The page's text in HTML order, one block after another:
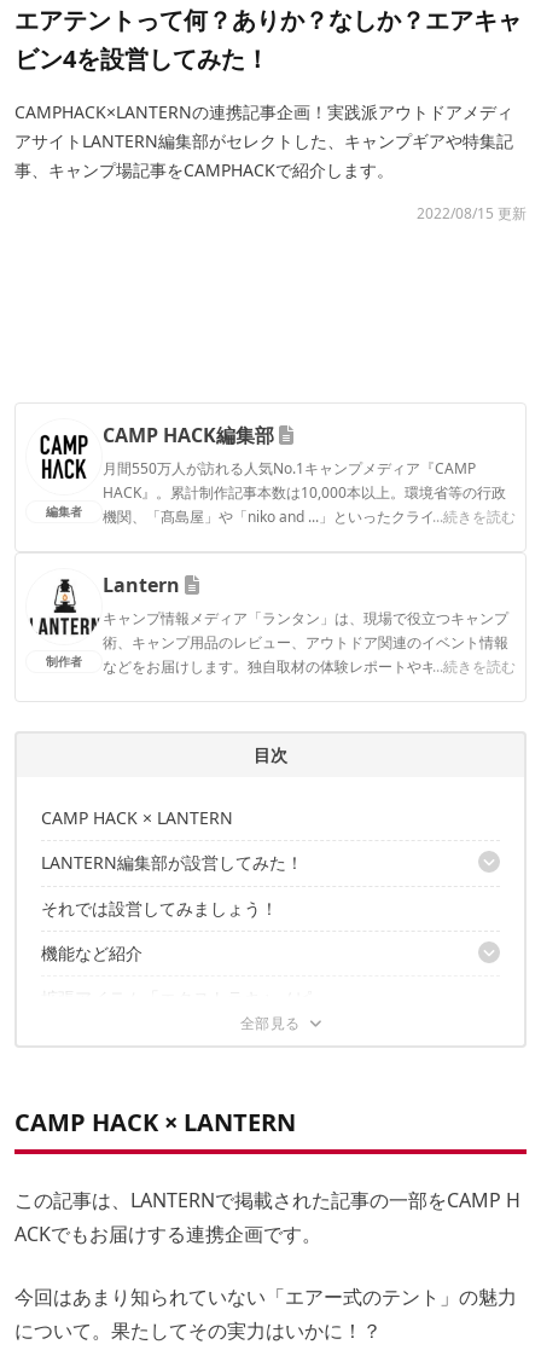
エアテントって何？ありか？なしか？エアキャ
ビン4を設営してみた！
CAMPHACK×LANTERNの連携記事企画！実践派アウトドアメディ
アサイトLANTERN編集部がセレクトした、キャンプギアや特集記
事、キャンプ場記事をCAMPHACKで紹介します。
2022/08/15 更新
編集者
CAMP HACK編集部
月間550万人が訪れる人気No.1キャンプメディア『CAMP
HACK』。累計制作記事本数は10,000本以上。環境省等の行政
機関、「髙島屋」や「niko and ...」といったクライアントとの
...続きを読む
CAMP HACK編集部のプロフィール
制作者
Lantern
キャンプ情報メディア「ランタン」は、現場で役立つキャンプ
術、キャンプ用品のレビュー、アウトドア関連のイベント情報
などをお届けします。独自取材の体験レポートやキャンプスタ
...続きを読む
目次
CAMP HACK × LANTERN
LANTERN編集部が設営してみた！
AIR CABIN 4（エアキャビン4） 製品詳細
それでは設営してみましょう！
機能など紹介
拡張アイテム「エクストラキャノピー」
気になるポイントをメーカーに聞きました
Q、空気漏れとか、破裂したりとか大丈夫ですか？
Q、もしチューブが破れて空気が漏れたりしても直りますか？
CAMP HACK × LANTERN
この記事は、LANTERNで掲載された記事の一部をCAMP H
ACKでもお届けする連携企画です。
今回はあまり知られていない「エアー式のテント」の魅力
について。果たしてその実力はいかに！？